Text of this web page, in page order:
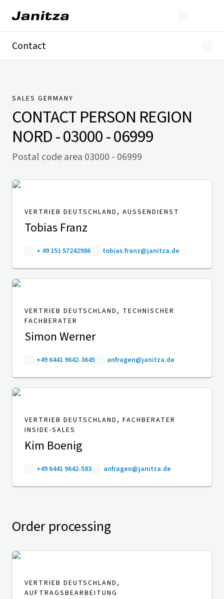
Contact
Presse
SALES GERMANY
CONTACT PERSON REGION
NORD - 03000 - 06999
Postal code area 03000 - 06999
VERTRIEB DEUTSCHLAND, AUSSENDIENST
Tobias Franz
+ 49 151 57242986 tobias.franz@janitza.de
VERTRIEB DEUTSCHLAND, TECHNISCHER
FACHBERATER
Simon Werner
+49 6441 9642-3645 anfragen@janitza.de
VERTRIEB DEUTSCHLAND, FACHBERATER
INSIDE-SALES
Kim Boenig
+49 6441 9642-583 anfragen@janitza.de
Order processing
VERTRIEB DEUTSCHLAND,
AUFTRAGSBEARBEITUNG